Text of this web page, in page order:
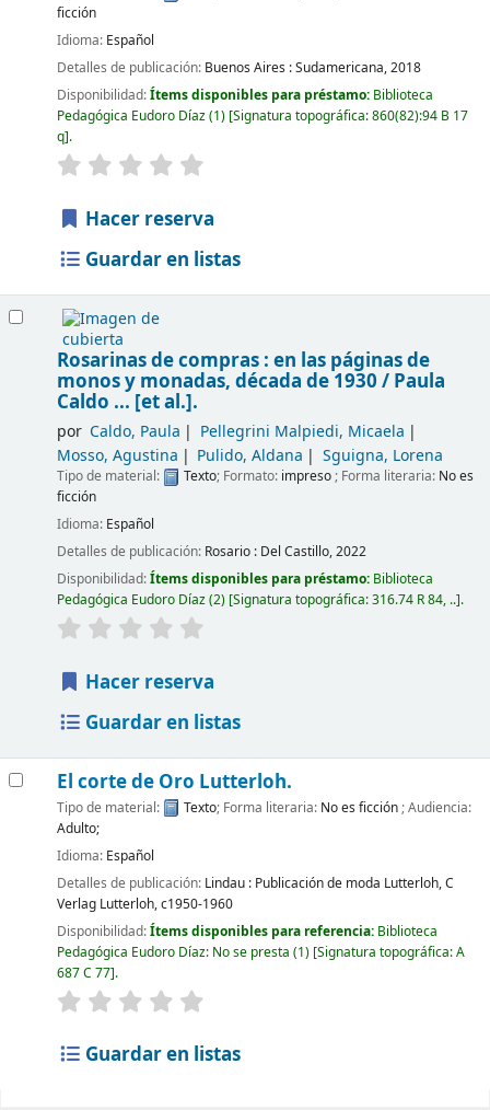
ficción
Idioma: Español
Detalles de publicación: Buenos Aires :Sudamericana,2018
Disponibilidad:Ítems disponibles para préstamo: Biblioteca
Pedagógica Eudoro Díaz(1) Signatura topográfica:860(82):94 B 17
q .
Hacer reserva
Guardar en listas
Rosarinas de compras : en las páginas de
monos y monadas, década de 1930 / Paula
Caldo ... [et al.].
por Caldo, Paula
Pellegrini Malpiedi, Micaela
Mosso, Agustina
Pulido, Aldana Sguigna, Lorena
Tipo de material: Texto; Formato: impreso; Forma literaria: No es
ficción
Idioma: Español
Detalles de publicación: Rosario : Del Castillo,2022
Disponibilidad:Ítems disponibles para préstamo: Biblioteca
Pedagógica Eudoro Díaz(2) Signatura topográfica:316.74 R 84, .. .
Hacer reserva
Guardar en listas
El corte de Oro Lutterloh.
Tipo de material: Texto; Forma literaria: No es ficción; Audiencia:
Adulto;
Idioma: Español
Detalles de publicación: Lindau : Publicación de moda Lutterloh, C
Verlag Lutterloh,c1950-1960
Disponibilidad:Ítems disponibles para referencia: Biblioteca
Pedagógica Eudoro Díaz: No se presta (1) Signatura topográfica:A
687 C 77 .
Guardar en listas